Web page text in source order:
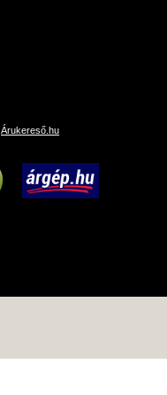
Árukereső.hu